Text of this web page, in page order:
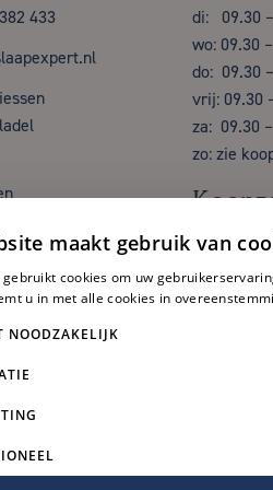
433
di: 09.30
wo: 09.30
do: 09.30
vrij: 09.30
za: 09.30
zo: zie
maakt gebruik van
gebruikt cookies om uw
u in met alle cookies in
NOODZAKELIJK